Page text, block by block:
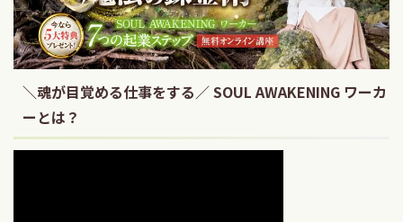
＼魂が目覚める仕事をする／ SOUL AWAKENING ワーカ
ーとは？